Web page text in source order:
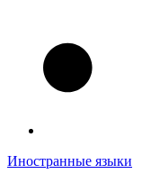
Иностранные языки